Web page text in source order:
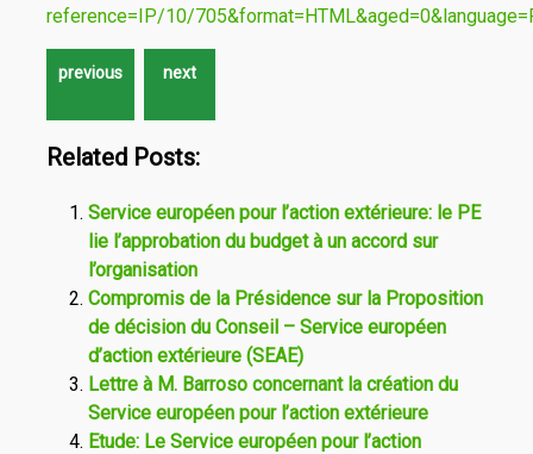
reference=IP/10/
Related Posts:
Service européen pour l’action extérieure: le PE
lie l’approbation du budget à un accord sur
l’organisation
Compromis de la Présidence sur la Proposition
de décision du Conseil – Service européen
d’action extérieure (SEAE)
Lettre à M. Barroso concernant la création du
Service européen pour l’action extérieure
Etude: Le Service européen pour l’action